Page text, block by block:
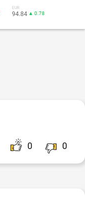
EUR
94.84 ▲ 0.78
0 0